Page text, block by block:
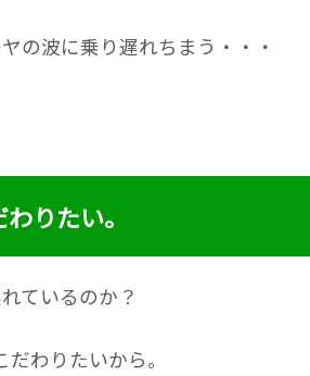
の波に乗り遅れちまう・・・
りたい。
ているのか？
だわりたいから。